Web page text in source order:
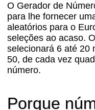
O Gerador de
para lhe fornecer
aleatórios para o
seleções ao acaso.
selecionará 6 até 20
50, de cada vez
número.
Porque